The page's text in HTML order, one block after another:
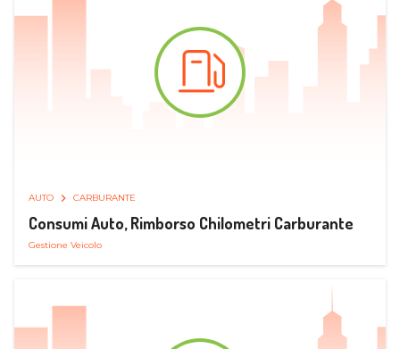
AUTO CARBURANTE
Consumi Auto, Rimborso Chilometri Carburante
Gestione Veicolo